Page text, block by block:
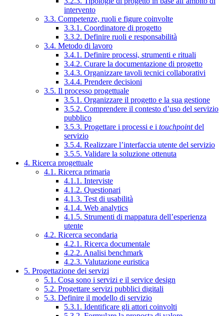
intervento
3.3. Competenze, ruoli e figure coinvolte
3.3.1. Coordinatore di progetto
3.3.2. Definire ruoli e responsabilità
3.4. Metodo di lavoro
3.4.1. Definire processi, strumenti e rituali
3.4.2. Curare la documentazione di progetto
3.4.3. Organizzare tavoli tecnici collaborativi
3.4.4. Prendere decisioni
3.5. Il processo progettuale
3.5.1. Organizzare il progetto e la sua gestione
3.5.2. Comprendere il contesto d’uso del servizio
pubblico
3.5.3. Progettare i processi e i touchpointdel
servizio
3.5.4. Realizzare l’interfaccia utente del servizio
3.5.5. Validare la soluzione ottenuta
4. Ricerca progettuale
4.1. Ricerca primaria
4.1.1. Interviste
4.1.2. Questionari
4.1.3. Test di usabilità
4.1.4. Web analytics
4.1.5. Strumenti di mappatura dell’esperienza
utente
4.2. Ricerca secondaria
4.2.1. Ricerca documentale
4.2.2. Analisi benchmark
4.2.3. Valutazione euristica
5. Progettazione dei servizi
5.1. Cosa sono i servizi e il service design
5.2. Progettare servizi pubblici digitali
5.3. Definire il modello di servizio
5.3.1. Identificare gli attori coinvolti